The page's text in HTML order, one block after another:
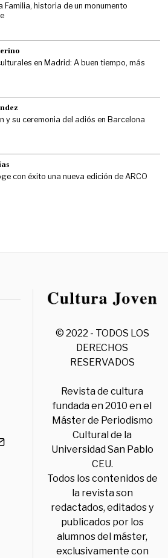
Familia, historia de un monumento
en Madrid: A buen tiempo, más
y su ceremonia del adiós en Barcelona
con éxito una nueva edición de ARCO
© 2022 - TODOS LOS
DERECHOS
RESERVADOS
Revista de cultura
fundada en 2010 en el
Máster de Periodismo
Cultural de la
Universidad San Pablo
CEU.
Todos los contenidos de
la revista son
redactados, editados y
publicados por los
alumnos del máster,
exclusivamente con